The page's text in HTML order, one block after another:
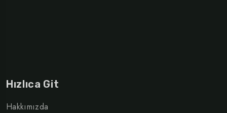
Hızlıca Git
Hakkımızda